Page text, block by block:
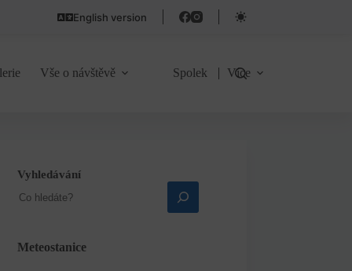
English version
Vše o návštěvě Spolek Více
Vyhledávání
Meteostanice